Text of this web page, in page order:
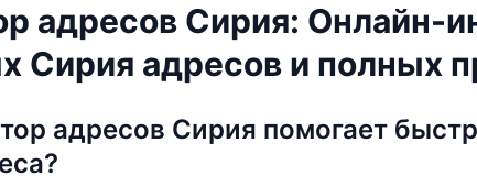
адресов Сирия: Онлайн-
Сирия адресов и полных
адресов Сирия помогает